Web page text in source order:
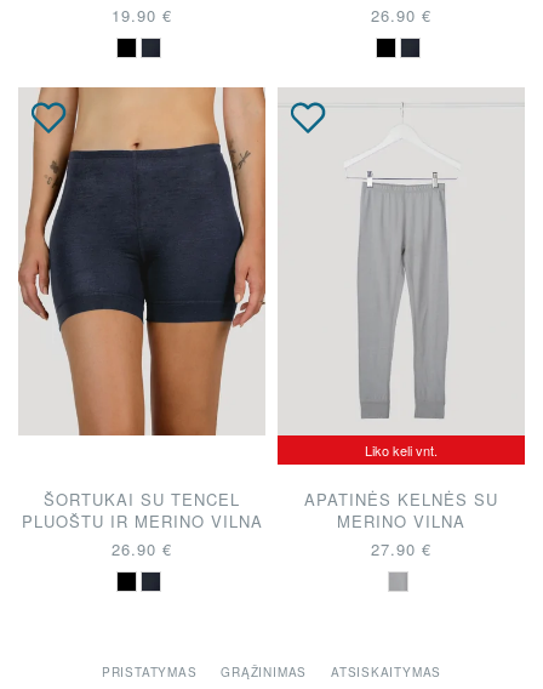
19.90 €
26.90 €
ŠORTUKAI SU TENCEL
PLUOŠTU IR MERINO VILNA
26.90 €
Liko keli vnt.
APATINĖS KELNĖS SU
MERINO VILNA
27.90 €
PRISTATYMAS GRĄŽINIMAS ATSISKAITYMAS